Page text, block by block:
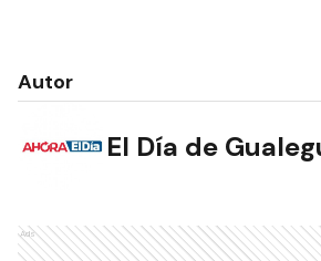
Autor
El Día de
Ads